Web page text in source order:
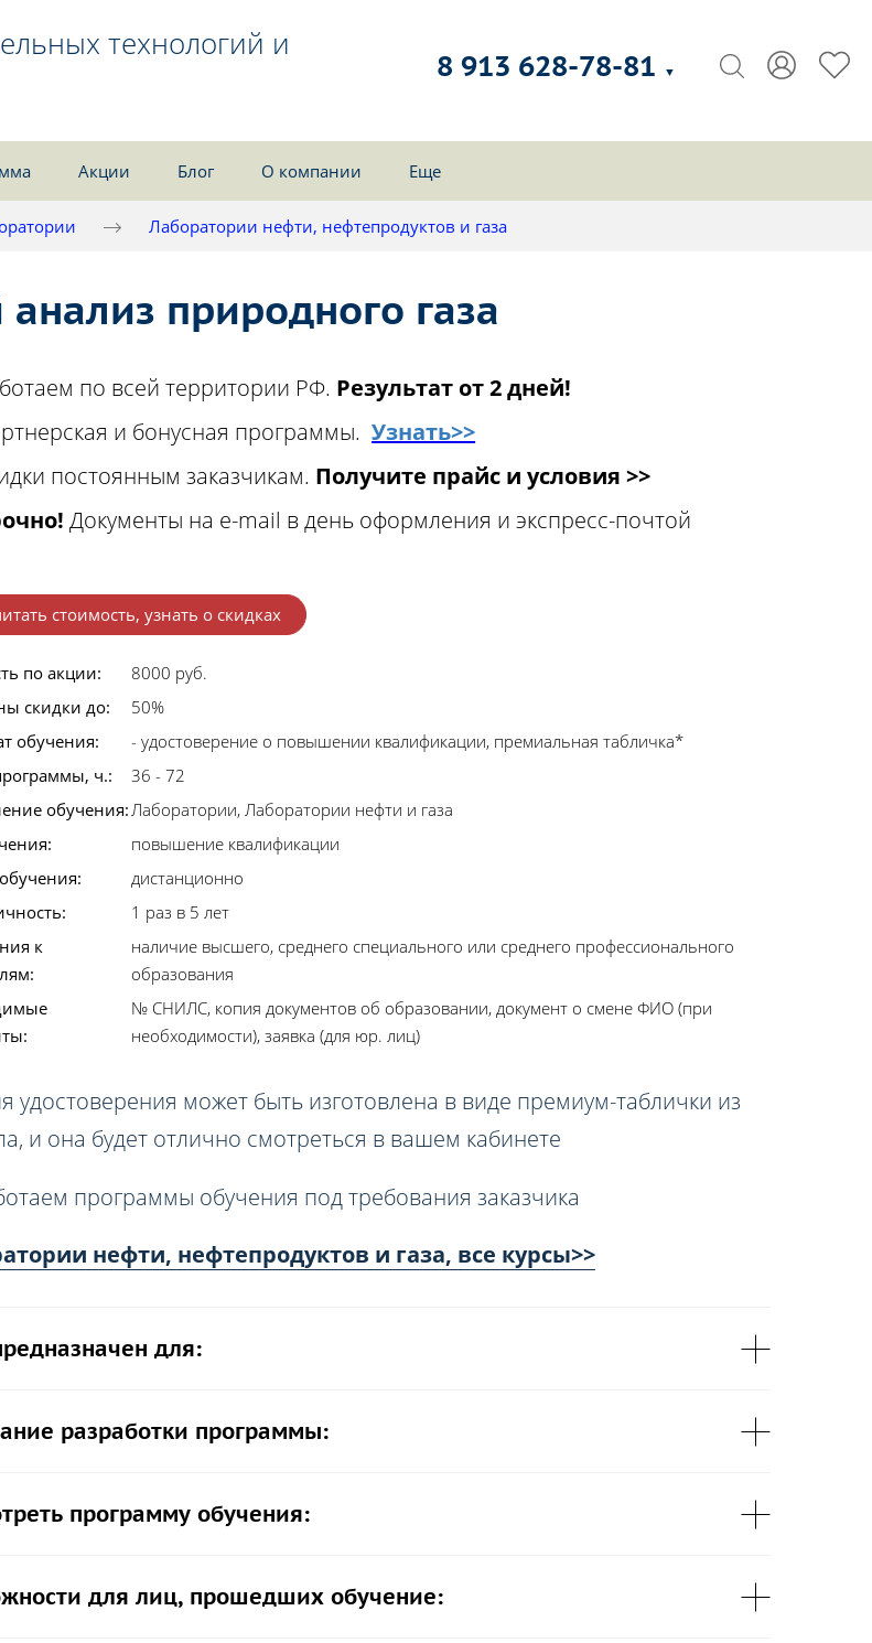
технологий и
8 913 628-78-81 ▼
Акции Блог О компании Еще
Лаборатории нефти, нефтепродуктов и газа
природного газа
по всей территории РФ. Результат от 2 дней!
и бонусная программы.Узнать>>
постоянным заказчикам. Получите прайс и условия >>
Документы на e-mail в день оформления и экспресс-почтой
стоимость, узнать о скидках
по акции:
8000 руб.
скидки до:
50%
обучения:
- удостоверение о повышении квалификации, премиальная табличка*
ч.:
36 - 72
обучения:Лаборатории, Лаборатории нефти и газа
повышение квалификации
дистанционно
1 раз в 5 лет
к
наличие высшего, среднего специального или среднего профессионального
образования
№ СНИЛС, копия документов об образовании, документ о смене ФИО (при
необходимости), заявка (для юр. лиц)
удостоверения может быть изготовлена в виде премиум-таблички из
и она будет отлично смотреться в вашем кабинете
программы обучения под требования заказчика
нефти, нефтепродуктов и газа, все курсы>>
для:
разработки программы:
программу обучения:
для лиц, прошедших обучение: